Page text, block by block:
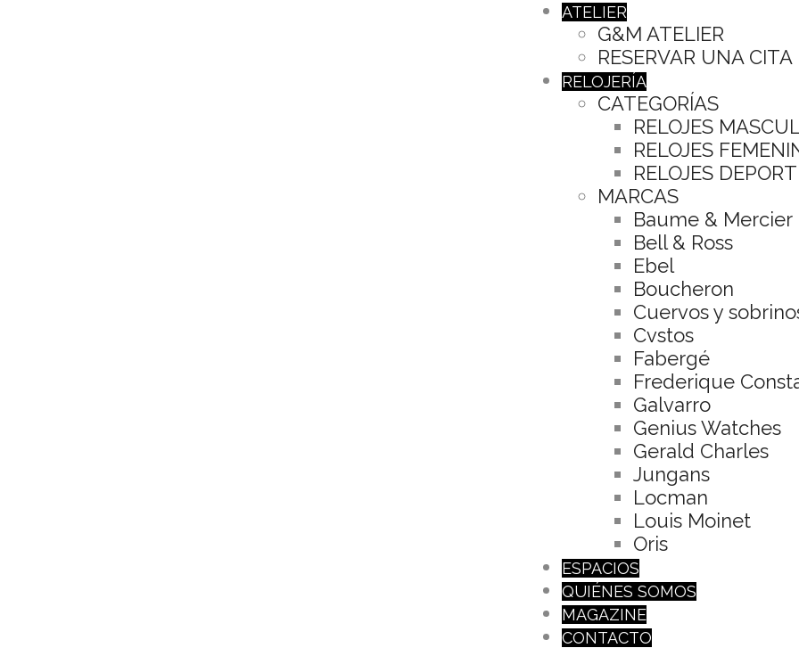
ATELIER
G&M ATELIER
RESERVAR UNA CITA
RELOJERÍA
CATEGORÍAS
RELOJES
RELOJES
RELOJES
MARCAS
Baume & Mercier
Bell & Ross
Ebel
Boucheron
Cuervos y
Cvstos
Fabergé
Frederique
Galvarro
Genius Watches
Gerald Charles
Jungans
Locman
Louis Moinet
Oris
ESPACIOS
QUIÉNES SOMOS
MAGAZINE
CONTACTO